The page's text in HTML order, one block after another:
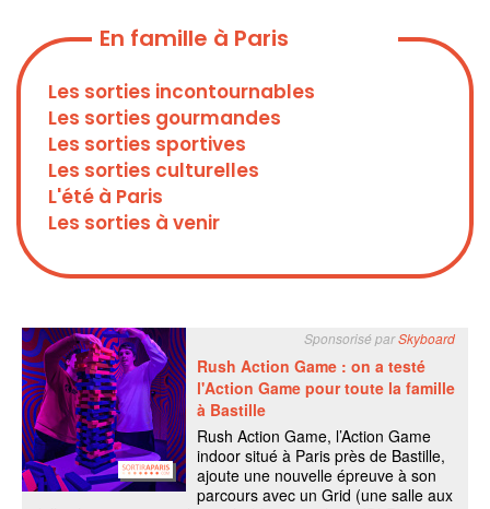
En famille à Paris
Les sorties incontournables
Les sorties gourmandes
Les sorties sportives
Les sorties culturelles
L'été à Paris
Les sorties à venir